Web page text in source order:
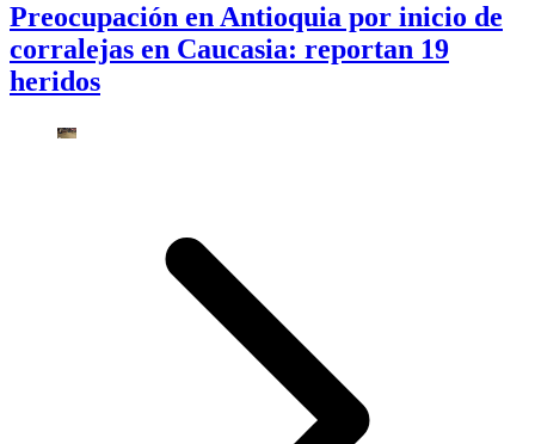
Preocupación en Antioquia por inicio de
corralejas en Caucasia: reportan 19
heridos